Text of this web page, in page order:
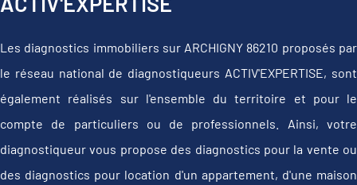
Les diagnostics immobiliers sur ARCHIGNY 86210 proposés par
le réseau national de diagnostiqueurs ACTIV'EXPERTISE, sont
également réalisés sur l'ensemble du territoire et pour le
compte de particuliers ou de professionnels. Ainsi, votre
diagnostiqueur vous propose des diagnostics pour la vente ou
des diagnostics pour location d'un appartement, d'une maison